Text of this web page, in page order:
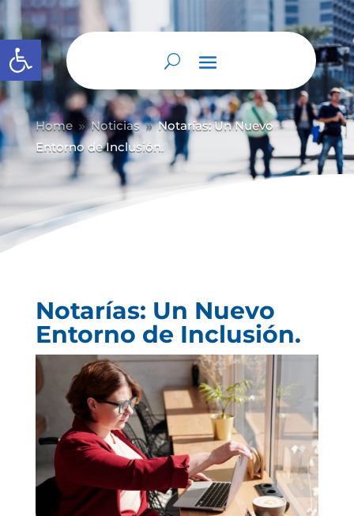
Abrir barra de herramientas
Home 9 Noticias 9 Notarías: Un Nuevo
Entorno de Inclusión.
Notarías: Un Nuevo
Entorno de Inclusión.